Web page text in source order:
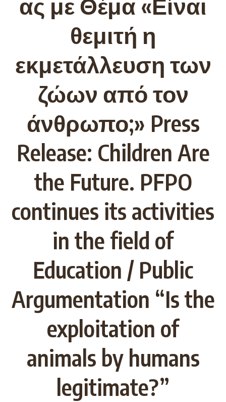
θεμιτή η
εκμετάλλευση των
ζώων από τον
άνθρωπο;» Press
Release: Children Are
the Future. PFPO
continues its activities
in the field of
Education / Public
Argumentation “Is the
exploitation of
animals by humans
legitimate?”